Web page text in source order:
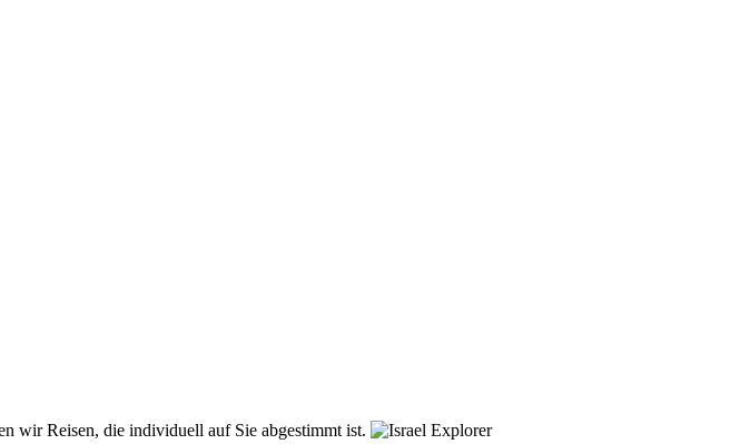
wir Reisen, die individuell auf Sie abgestimmt ist.